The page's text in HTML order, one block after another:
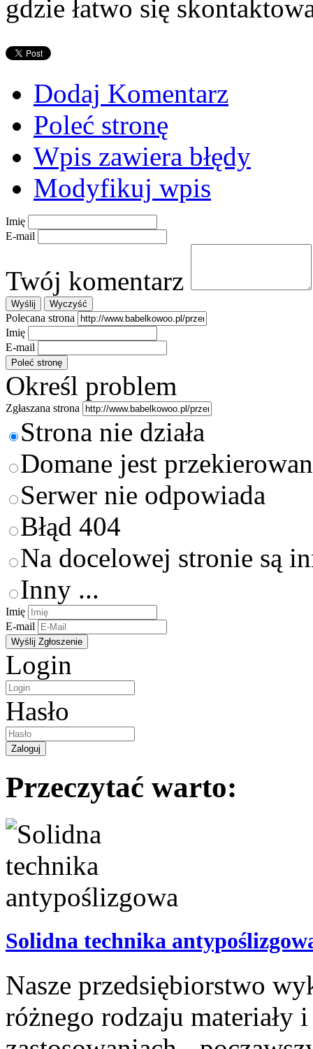
gdzie łatwo się
Dodaj Komentarz
Poleć stronę
Wpis zawiera błędy
Modyfikuj wpis
Imię
E-mail
Twój komentarz
Polecana strona
Imię
E-mail
Określ problem
Zgłaszana strona
Strona nie działa
Domane jest
Serwer nie odpowiada
Błąd 404
Na docelowej stronie są
Inny ...
Imię
E-mail
Login
Hasło
Przeczytać warto:
Solidna technika
Nasze przedsiębiorstwo
różnego rodzaju materiały